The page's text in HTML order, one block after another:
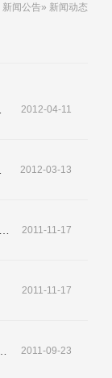
新闻公告» 新闻动态
2012-04-11
2012-03-13
2011-11-17
2011-11-17
2011-09-23